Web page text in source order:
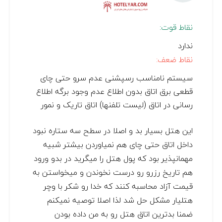
نقاط قوت:
ندارد
نقاط ضعف:
سیستم نامناسب رسپشنی عدم سرو حتی چای
قطعی برق اتاق بدون اطلاع عدم وجود برگه اطلاع
رسانی در اتاق (لیست تلفنها) اتاق تاریک و نمور
این هتل بسیار بد و اصلا در سطح سه ستاره نبود
داخل اتاق حتی چای هم نمیاوردن بیشتر شبیه
مهمانپذیر بود که پول هتل را میگرید در بدو ورود
هم تاریخ رزرو رو درست نخوندن و میخواستن به
قیمت آزاد محاسبه کنند که خدا رو شکر با وچر
هتلیار مشکل حل شد لذا اصلا توصیه نمیکنم
ضمنا بدترین اتاق هتل رو به من داده بودن